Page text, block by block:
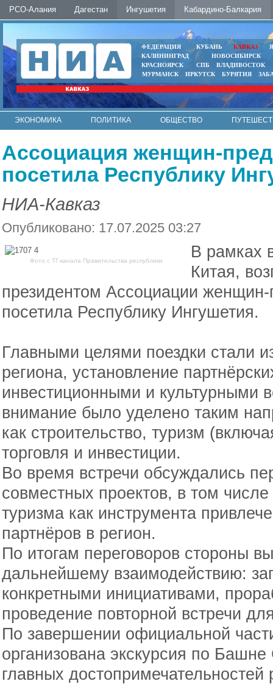
РСО-Алания Дагестан Ингушетия Кабардино-Балкария
ФЕДЕРАЦИЯ КУБАНЬ КАВКАЗ
КАЛИНИНГРАД
НОВОСИБИРСК
КРАСНОЯРСК
СПБ
ВЛАДИВОСТОК
МУРМАНСК
ИРКУТСК БУРЯТИЯ
ЭКОНОМИКА ПОЛИТИКА ОБЩЕСТВО
Ассоциация женщин-
посетила Республику
НИА-Кавказ
Опубликовано: 17.07.2025 03:27
Фото с ТГ-канала Правительства республики
В рамках
Китая,
президентом Ассоциации
посетила Республику Ингушетия.
Главными целями поездки стали
региона, установление
инвестиционными и культурными
внимание было уделено таким
как строительство, туризм
торговля и инвестиции.
Во время встречи обсуждались
совместных проектов, в том
туризма как инструмента
партнёров в регион.
По итогам переговоров стороны
дальнейшему взаимодействию:
конкретными инициативами,
проведение повторной встречи
По завершении официальной
организована экскурсия по
главных достопримечательностей